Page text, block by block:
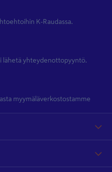
K-Raudassa.
lähetä yhteydenottopyyntö.
myymäläverkostostamme